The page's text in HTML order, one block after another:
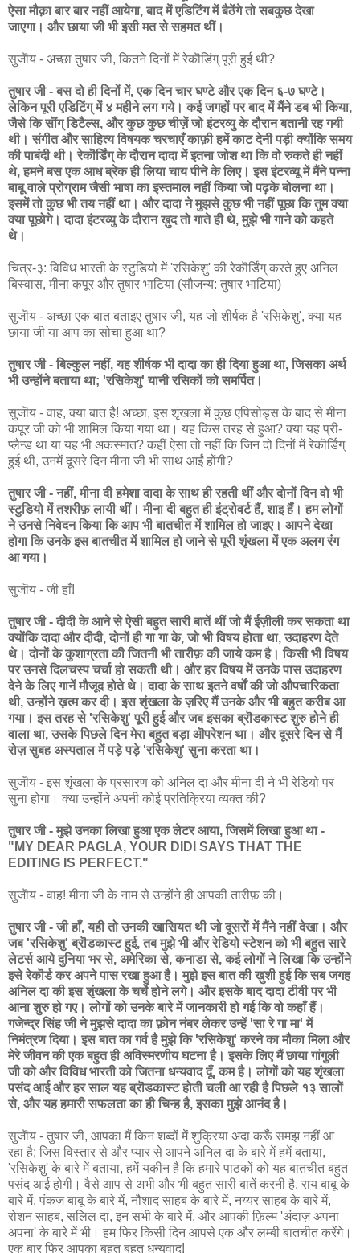
ऐसा मौक़ा बार बार नहीं आयेगा, बाद में एडिटिंग में बैठेंगे तो सबकुछ देखा
जाएगा। और छाया जी भी इसी मत से सहमत थीं।
सुजॊय - अच्छा तुषार जी, कितने दिनों में रेकॊडिंग् पूरी हुई थी?
तुषार जी - बस दो ही दिनों में, एक दिन चार घण्टे और एक दिन ६-७ घण्टे।
लेकिन पूरी एडिटिंग् में ४ महीने लग गये। कई जगहों पर बाद में मैंने डब भी किया,
जैसे कि सॊंग् डिटैल्स, और कुछ कुछ चीज़ें जो इंटरव्यु के दौरान बतानी रह गयी
थी। संगीत और साहित्य विषयक चरचाएँ काफ़ी हमें काट देनी पड़ी क्योंकि समय
की पाबंदी थी। रेकॊर्डिंग् के दौरान दादा में इतना जोश था कि वो रुकते ही नहीं
थे, हमने बस एक आध ब्रेक ही लिया चाय पीने के लिए। इस इंटरव्यू में मैंने पन्ना
बाबू वाले प्रोग्राम जैसी भाषा का इस्तमाल नहीं किया जो पढ़के बोलना था।
इसमें तो कुछ भी तय नहीं था। और दादा ने मुझसे कुछ भी नहीं पूछा कि तुम क्या
क्या पूछोगे। दादा इंटरव्यु के दौरान ख़ुद तो गाते ही थे, मुझे भी गाने को कहते
थे।
चित्र-३: विविध भारती के स्टुडियो में 'रसिकेशु' की रेकॊर्डिंग् करते हुए अनिल
बिस्वास, मीना कपूर और तुषार भाटिया (सौजन्य: तुषार भाटिया)
सुजॊय - अच्छा एक बात बताइए तुषार जी, यह जो शीर्षक है 'रसिकेशु', क्या यह
छाया जी या आप का सोचा हुआ था?
तुषार जी - बिल्कुल नहीं, यह शीर्षक भी दादा का ही दिया हुआ था, जिसका अर्थ
भी उन्होंने बताया था; 'रसिकेशु' यानी रसिकों को समर्पित।
सुजॊय - वाह, क्या बात है! अच्छा, इस शृंखला में कुछ एपिसोड्स के बाद से मीना
कपूर जी को भी शामिल किया गया था। यह किस तरह से हुआ? क्या यह प्री-
प्लैन्ड था या यह भी अकस्मात? कहीं ऐसा तो नहीं कि जिन दो दिनों में रेकॊर्डिंग्
हुई थी, उनमें दूसरे दिन मीना जी भी साथ आईं होंगी?
तुषार जी - नहीं, मीना दी हमेशा दादा के साथ ही रहती थीं और दोनों दिन वो भी
स्टुडियो में तशरीफ़ लायी थीं। मीना दी बहुत ही इंट्रोवर्ट हैं, शाइ हैं। हम लोगों
ने उनसे निवेदन किया कि आप भी बातचीत में शामिल हो जाइए। आपने देखा
होगा कि उनके इस बातचीत में शामिल हो जाने से पूरी शृंखला में एक अलग रंग
आ गया।
सुजॊय - जी हाँ!
तुषार जी - दीदी के आने से ऐसी बहुत सारी बातें थीं जो मैं ईज़ीली कर सकता था
क्योंकि दादा और दीदी, दोनों ही गा गा के, जो भी विषय होता था, उदाहरण देते
थे। दोनों के कुशाग्रता की जितनी भी तारीफ़ की जाये कम है। किसी भी विषय
पर उनसे दिलचस्प चर्चा हो सकती थी। और हर विषय में उनके पास उदाहरण
देने के लिए गानें मौजूद होते थे। दादा के साथ इतने वर्षों की जो औपचारिकता
थी, उन्होंने ख़त्म कर दी। इस शृंखला के ज़रिए मैं उनके और भी बहुत करीब आ
गया। इस तरह से 'रसिकेशु' पूरी हुई और जब इसका ब्रॊडकास्ट शुरु होने ही
वाला था, उसके पिछले दिन मेरा बहुत बड़ा ऒपरेशन था। और दूसरे दिन से मैं
रोज़ सुबह अस्पताल में पड़े पड़े 'रसिकेशु' सुना करता था।
सुजॊय - इस शृंखला के प्रसारण को अनिल दा और मीना दी ने भी रेडियो पर
सुना होगा। क्या उन्होंने अपनी कोई प्रतिक्रिया व्यक्त की?
तुषार जी - मुझे उनका लिखा हुआ एक लेटर आया, जिसमें लिखा हुआ था -
"MY DEAR PAGLA, YOUR DIDI SAYS THAT THE
EDITING IS PERFECT."
सुजॊय - वाह! मीना जी के नाम से उन्होंने ही आपकी तारीफ़ की।
तुषार जी - जी हाँ, यही तो उनकी खासियत थी जो दूसरों में मैंने नहीं देखा। और
जब 'रसिकेशु' ब्रॊडकास्ट हुई, तब मुझे भी और रेडियो स्टेशन को भी बहुत सारे
लेटर्स आये दुनिया भर से, अमेरिका से, कनाडा से, कई लोगों ने लिखा कि उन्होंने
इसे रेकॊर्ड कर अपने पास रखा हुआ है। मुझे इस बात की ख़ुशी हुई कि सब जगह
अनिल दा की इस शृंखला के चर्चे होने लगे। और इसके बाद दादा टीवी पर भी
आना शुरु हो गए। लोगों को उनके बारे में जानकारी हो गई कि वो कहाँ हैं।
गजेन्द्र सिंह जी ने मुझसे दादा का फ़ोन नंबर लेकर उन्हें 'सा रे गा मा' में
निमंत्रण दिया। इस बात का गर्व है मुझे कि 'रसिकेशु' करने का मौका मिला और
मेरे जीवन की एक बहुत ही अविस्मरणीय घटना है। इसके लिए मैं छाया गांगुली
जी को और विविध भारती को जितना धन्यवाद दूँ, कम है। लोगों को यह शृंखला
पसंद आई और हर साल यह ब्रॊडकास्ट होती चली आ रही है पिछले १३ सालों
से, और यह हमारी सफलता का ही चिन्ह है, इसका मुझे आनंद है।
सुजॊय - तुषार जी, आपका मैं किन शब्दों में शुक्रिया अदा करूँ समझ नहीं आ
रहा है; जिस विस्तार से और प्यार से आपने अनिल दा के बारे में हमें बताया,
'रसिकेशु' के बारे में बताया, हमें यकीन है कि हमारे पाठकों को यह बातचीत बहुत
पसंद आई होगी। वैसे आप से अभी और भी बहुत सारी बातें करनी है, राय बाबू के
बारे में, पंकज बाबू के बारे में, नौशाद साहब के बारे में, नय्यर साहब के बारे में,
रोशन साहब, सलिल दा, इन सभी के बारे में, और आपकी फ़िल्म 'अंदाज़ अपना
अपना' के बारे में भी। हम फिर किसी दिन आपसे एक और लम्बी बातचीत करेंगे।
एक बार फिर आपका बहुत बहुत धन्यवाद!